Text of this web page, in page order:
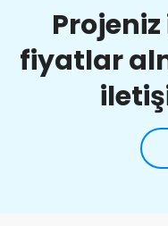
fiyatlar